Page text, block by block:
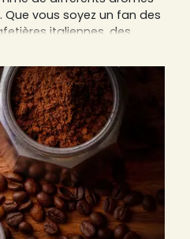
vous soyez un fan des
italiennes, des
sous le nom de
le café moulu est toujours
cette page pourquoi le
essentiel pour savourer
cafés moulus des
Italie et Allemagne,
Coffee, d'Origines
Kaffee, et bien d’autres.
prochain torréfacteur
ou français.